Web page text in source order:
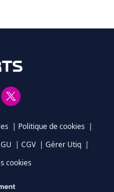
| Politique de cookies |
| CGV | Gérer Utiq |
cookies